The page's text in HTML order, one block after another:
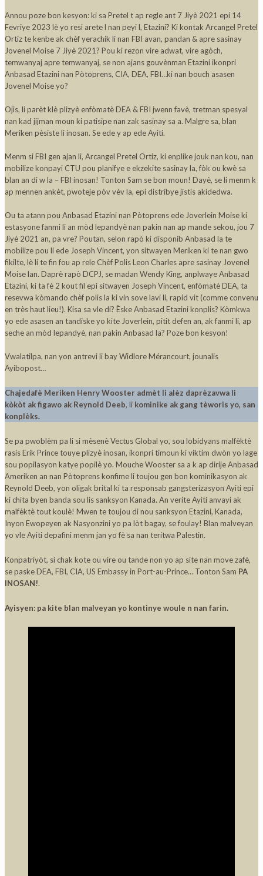
Annou poze bon kesyon: ki sa Pretel t ap regle ant 7 Jiyè 2021 epi 14
Fevriye 2023 lè yo resi arete l nan peyi l, Etazini? Ki kontak Arcangel Pretel
Ortiz te kenbe ak chèf yerachik li nan FBI avan, pandan & apre sasinay
Jovenel Moise 7 Jiyè 2021? Pou ki rezon vire adwat, vire agòch,
temwanyaj apre temwanyaj, se non ajans gouvènman Etazini ikonpri
Anbasad Etazini nan Pòtoprens, CIA, DEA, FBI…ki nan bouch asasen
Jovenel Moise yo?
Ojis, li parèt klè plizyè enfòmatè DEA & FBI jwenn favè, tretman spesyal
nan kad jijman moun ki patisipe nan zak sasinay sa a. Malgre sa, blan
Meriken pèsiste li inosan. Se ede y ap ede Ayiti.
Menm si FBI gen ajan li, Arcangel Pretel Ortiz, ki enplike jouk nan kou, nan
mobilize konpayi CTU pou planifye e ekzekite sasinay la, fòk ou kwè sa
blan an di w la – FBI inosan! Tonton Sam se bon moun! Dayè, se li menm k
ap mennen ankèt, pwoteje pòv vèv la, epi distribye jistis akidedwa.
Ou ta atann pou Anbasad Etazini nan Pòtoprens ede Joverlein Moise ki
estasyone fanmi li an mòd lepandyè nan pakin nan ap mande sekou, jou 7
Jiyè 2021 an, pa vre? Poutan, selon rapò ki disponib Anbasad la te
mobilize pou li ede Joseph Vincent, yon sitwayen Meriken ki te nan gwo
fikilte, lè li te fin fou ap rele Chèf Polis Leon Charles apre sasinay Jovenel
Moise lan. Daprè rapò DCPJ, se madan Wendy King, anplwaye Anbasad
Etazini, ki ta fè 2 kout fil epi sitwayen Joseph Vincent, enfòmatè DEA, ta
resevwa kòmando chèf polis la ki vin sove lavi li, rapid vit (comme convenu
en très haut lieu!). Kisa sa vle di? Èske Anbasad Etazini konplis? Kòmkwa
yo ede asasen an tandiske yo kite Joverlein, pitit defen an, ak fanmi li, ap
seche an mòd lepandyè, nan pakin Anbasad la? Poze bon kesyon!
Vwalatilpa, nan yon antrevi li bay Widlore Mérancourt, jounalis
Ayibopost…
Chajedafè Meriken Henry Wooster admèt li alèz daprèzavwa li
kòkòt ak figawo ak Reynold Deeb, li kominike ak gang tèworis yo, san
konplèks.
Se pa pwoblèm pa li si mèsenè Vectus Global yo, sou lobidyans malfèktè
rasis Erik Prince touye plizyè inosan, ikonpri timoun ki viktim dwòn yo lage
sou popilasyon katye popilè yo. Mouche Wooster sa a k ap dirije Anbasad
Ameriken an nan Pòtoprens konfime li toujou gen bon kominikasyon ak
Reynold Deeb, yon oligak brital ki ta responsab gangsterizasyon Ayiti epi
ki chita byen banda sou lis sanksyon Kanada. An verite Ayiti anvayi ak
malfèktè tout koulè! Mwen te toujou di nou sanksyon Etazini, Kanada,
Inyon Ewopeyen ak Nasyonzini yo pa lòt bagay, se foulay! Blan malveyan
yo vle Ayiti depafini menm jan yo fè sa nan teritwa Palestin.
Konpatriyòt, si chak kote ou vire ou tande non yo ap site nan move zafè,
se paske DEA, FBI, CIA, US Embassy in Port-au-Prince… Tonton Sam PA
INOSAN!.
Ayisyen: pa kite blan malveyan yo kontinye woule n nan farin.